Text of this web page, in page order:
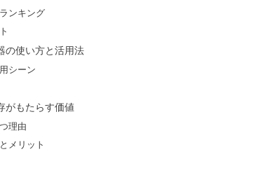
ンキング
の使い方と活用法
シーン
がもたらす価値
理由
メリット